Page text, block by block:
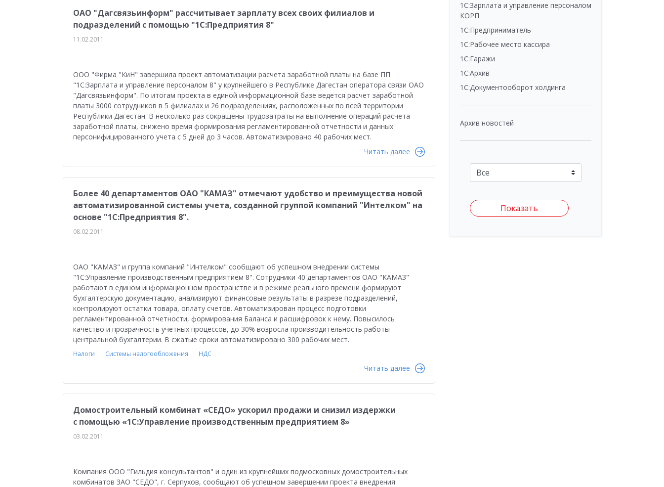
ОАО "Дагсвязьинформ" рассчитывает зарплату всех своих филиалов и
подразделений с помощью "1С:Предприятия 8"
11.02.2011
ООО "Фирма "КиН" завершила проект автоматизации расчета заработной платы на базе ПП
"1С:Зарплата и управление персоналом 8" у крупнейшего в Республике Дагестан оператора связи ОАО
"Дагсвязьинформ". По итогам проекта в единой информационной базе ведется расчет заработной
платы 3000 сотрудников в 5 филиалах и 26 подразделениях, расположенных по всей территории
Республики Дагестан. В несколько раз сокращены трудозатраты на выполнение операций расчета
заработной платы, снижено время формирования регламентированной отчетности и данных
персонифицированного учета с 5 дней до 3 часов. Автоматизировано 40 рабочих мест.
Читать далее
Более 40 департаментов ОАО "КАМАЗ" отмечают удобство и преимущества новой
автоматизированной системы учета, созданной группой компаний "Интелком" на
основе "1С:Предприятия 8".
08.02.2011
ОАО "КАМАЗ" и группа компаний "Интелком" сообщают об успешном внедрении системы
"1С:Управление производственным предприятием 8". Сотрудники 40 департаментов ОАО "КАМАЗ"
работают в едином информационном пространстве и в режиме реального времени формируют
бухгалтерскую документацию, анализируют финансовые результаты в разрезе подразделений,
контролируют остатки товара, оплату счетов. Автоматизирован процесс подготовки
регламентированной отчетности, формирования Баланса и расшифровок к нему. Повысилось
качество и прозрачность учетных процессов, до 30% возросла производительность работы
центральной бухгалтерии. В сжатые сроки автоматизировано 300 рабочих мест.
Налоги Системы налогообложения НДС
Читать далее
Домостроительный комбинат «СЕДО» ускорил продажи и снизил издержки
с помощью «1С:Управление производственным предприятием 8»
03.02.2011
Компания ООО "Гильдия консультантов" и один из крупнейших подмосковных домостроительных
комбинатов ЗАО "СЕДО", г. Серпухов, сообщают об успешном завершении проекта внедрения
1С:Зарплата и управление персоналом
КОРП
1С:Предприниматель
1С:Рабочее место кассира
1С:Гаражи
1С:Архив
1С:Документооборот холдинга
Архив новостей
Показать